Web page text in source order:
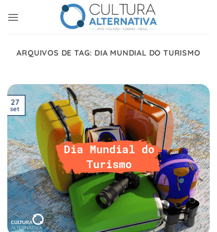
ARQUIVOS DE TAG: DIA MUNDIAL DO TURISMO
27
set